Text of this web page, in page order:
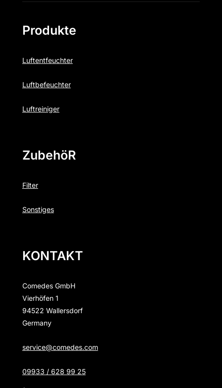
Produkte
Luftentfeuchter
Luftbefeuchter
Luftreiniger
ZubehöR
Filter
Sonstiges
KONTAKT
Comedes GmbH
Vierhöfen 1
94522 Wallersdorf
Germany
service@comedes.com
09933 / 628 99 25